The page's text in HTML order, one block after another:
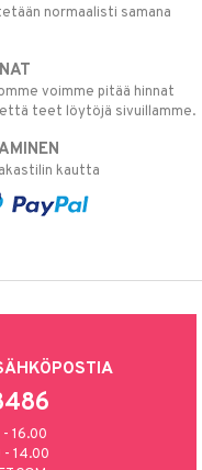
normaalisti samana
voimme pitää hinnat
että teet löytöjä sivuillamme.
kautta
- 16.00
- 14.00